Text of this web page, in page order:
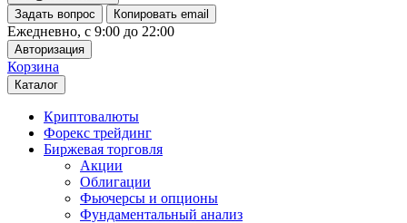
Задать вопрос
Копировать email
Ежедневно, с 9:00 до 22:00
Авторизация
Корзина
Каталог
Криптовалюты
Форекс трейдинг
Биржевая торговля
Акции
Облигации
Фьючерсы и опционы
Фундаментальный анализ